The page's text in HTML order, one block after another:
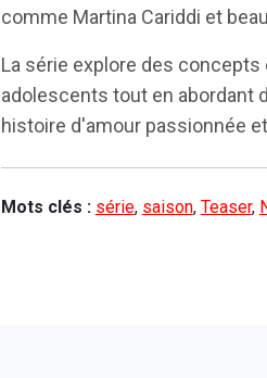
comme Martina Cariddi et
La série explore des
adolescents tout en abordant
histoire d'amour passionnée
Mots clés : série, saison, Teaser,